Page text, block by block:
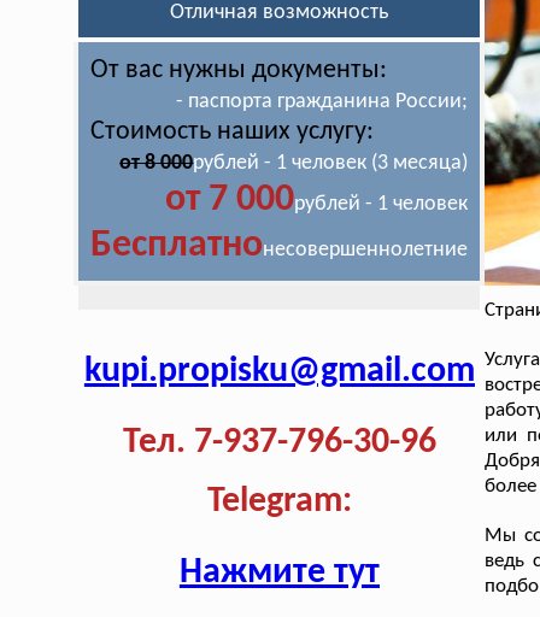
Отличная возможность
От вас нужны документы:
- паспорта гражданина России;
Стоимость наших услугу:
от 8 000рублей - 1 человек (3 месяца)
от 7 000рублей - 1 человек
Бесплатнонесовершеннолетние
kupi.propisku@gmail.com
Тел. 7-937-796-30-96
Telegram:
Нажмите тут
или
Мы
ведь